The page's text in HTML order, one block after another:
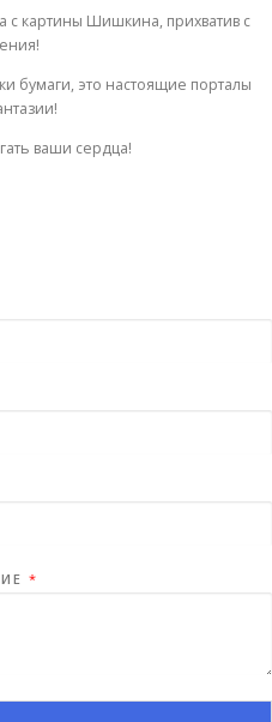
с картины Шишкина, прихватив с
бумаги, это настоящие порталы
ваши сердца!
*